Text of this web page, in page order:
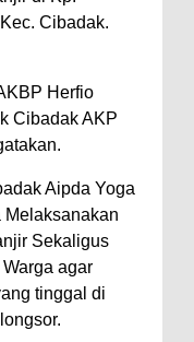
Cibadak.
Herfio
Cibadak AKP
Aipda Yoga
Melaksanakan
Sekaligus
agar
tinggal di